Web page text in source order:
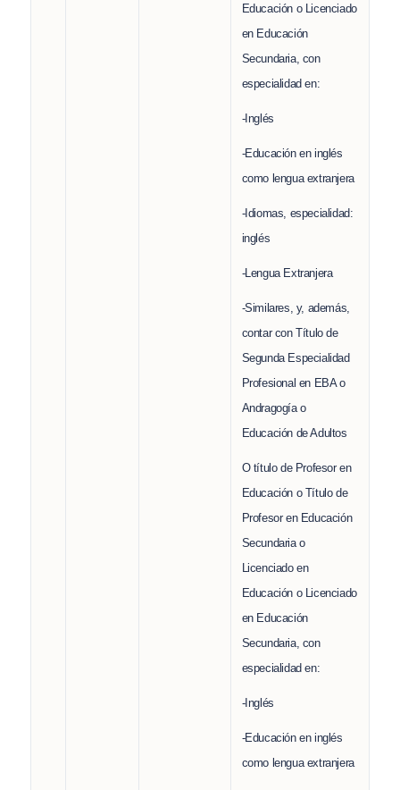
Educación o Licenciado
en Educación
Secundaria, con
especialidad en:
-Inglés
-Educación en inglés
como lengua extranjera
-Idiomas, especialidad:
inglés
-Lengua Extranjera
-Similares, y, además,
contar con Título de
Segunda Especialidad
Profesional en EBA o
Andragogía o
Educación de Adultos
O título de Profesor en
Educación o Título de
Profesor en Educación
Secundaria o
Licenciado en
Educación o Licenciado
en Educación
Secundaria, con
especialidad en:
-Inglés
-Educación en inglés
como lengua extranjera